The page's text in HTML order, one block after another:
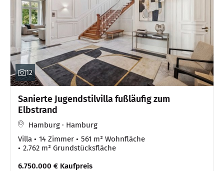
12
Sanierte Jugendstilvilla fußläufig zum
Elbstrand
Hamburg · Hamburg
Villa
14 Zimmer
561 m² Wohnfläche
2.762 m² Grundstücksfläche
6.750.000 € Kaufpreis